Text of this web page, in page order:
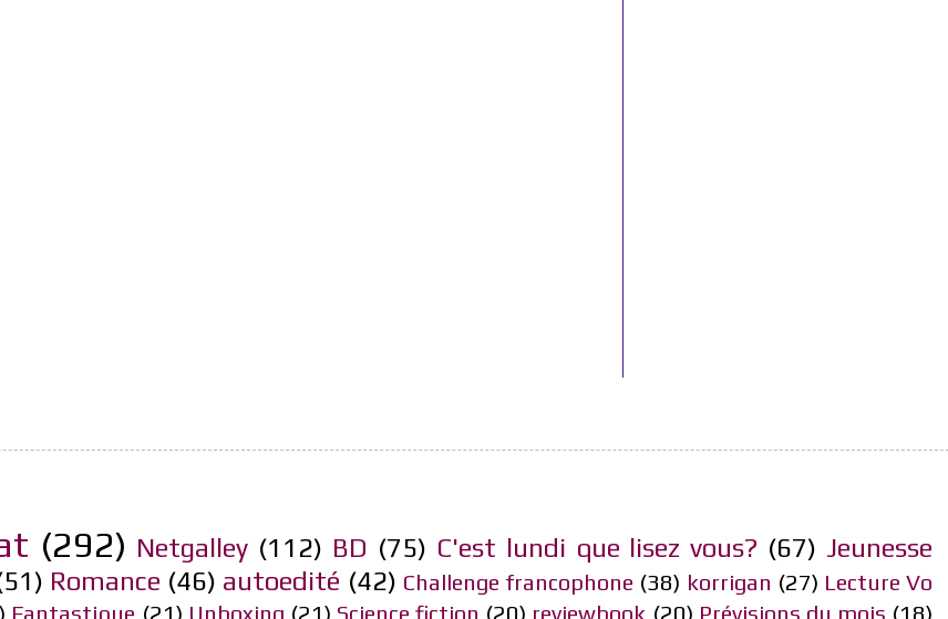
(292) Netgalley (112) BD (75) C'est lundi que lisez vous? (67) Jeunesse
Romance (46) autoedité (42) Challenge francophone (38) korrigan (27) Lecture Vo
Fantastique (21) Unboxing (21) Science fiction (20) reviewbook (20) Prévisions du mois (18)